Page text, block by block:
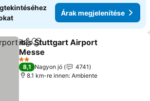
Árak megjelenítése
Megosztás
Hozzáadás a kedvencekhez
ibis Stuttgart Airport
Messe
2 Kategória
8,1 Nagyon jó
4741
8.1 km-re innen: Ambiente